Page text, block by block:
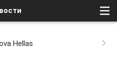
Hellas